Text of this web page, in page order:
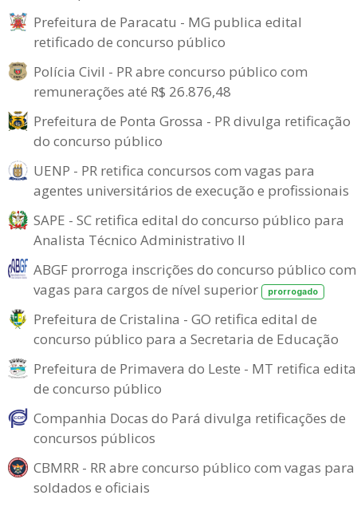
Prefeitura de Paracatu - MG publica edital
retificado de concurso público
Polícia Civil - PR abre concurso público com
remunerações até R$ 26.876,48
Prefeitura de Ponta Grossa - PR divulga retificação
do concurso público
UENP - PR retifica concursos com vagas para
agentes universitários de execução e profissionais
SAPE - SC retifica edital do concurso público para
Analista Técnico Administrativo II
ABGF prorroga inscrições do concurso público com
vagas para cargos de nível superior
prorrogado
Prefeitura de Cristalina - GO retifica edital de
concurso público para a Secretaria de Educação
Prefeitura de Primavera do Leste - MT retifica
de concurso público
Companhia Docas do Pará divulga retificações de
concursos públicos
CBMRR - RR abre concurso público com vagas para
soldados e oficiais